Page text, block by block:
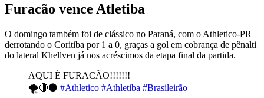
Furacão vence Atletiba
O domingo também foi de clássico no Paraná, com o Athletico-PR
derrotando o Coritiba por 1 a 0, graças a gol em cobrança de pênalti
do lateral Khellven já nos acréscimos da etapa final da partida.
AQUI É FURACÃO!!!!!!!
🌪️🔴⚫ #Athletico #Athletiba #Brasileirão